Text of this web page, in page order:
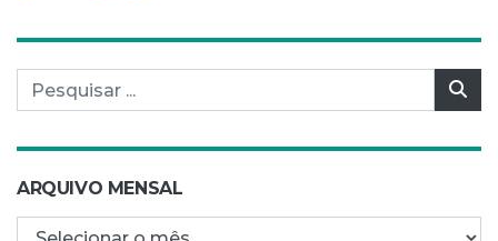
Pesquisar por:
ARQUIVO MENSAL
Arquivo mensal